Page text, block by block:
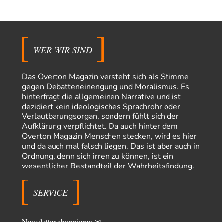
Masseninvasion von Ceuta: Ein organisierter Angriff 3
Zehntausende dackeln…
Adel verpflichtetvor 8 Stunden zu:
Vielen Dank, hatte ich nicht auf dem Schirm, weil ich ihn nicht mehr
lese. Beweist…
garnovor 10 Stunden zu:
Absurde Debatte um Ceuta-„Invasion“ durch Marokko
vertieft EU-Spaltung
Gratuliere, du hast erkannt wer hier der Bösewicht ist. Dann kann es ja
gar nicht…
Schattenland
vor 11 Stunden zu:
Unkabarettistische Anstalten
Dem schließe ich mich 100 pro an - das deutsche politische Kabarett ist
tot (Lisa…
vor 12 Stunden zu:
Dissonanzen
Kleine Korrektur: Anders als Moshe Zuckermann schildet gab es in den
WER WIR SIND
Das Overton Magazin versteht sich als Stimme
gegen Debatteneinengung und Moralismus. Es
hinterfragt die allgemeinen Narrative und ist
dezidiert kein ideologisches Sprachrohr oder
Verlautbarungsorgan, sondern fühlt sich der
Aufklärung verpflichtet. Da auch hinter dem
Overton Magazin Menschen stecken, wird es hier
und da auch mal falsch liegen. Das ist aber auch in
Ordnung, denn sich irren zu können, ist ein
wesentlicher Bestandteil der Wahrheitsfindung.
SERVICE